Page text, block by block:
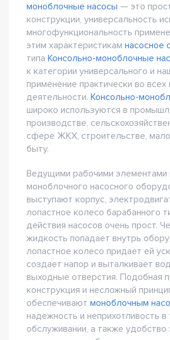
моноблочные насосы — это
конструкции, универсальность
многофункциональность
этим характеристикам насосное
типа Консольно-моноблочные
к категории универсального и
применение практически во всех
деятельности. Консольно-
широко используются в
производстве,
сфере ЖКХ, строительстве,
быту.
Ведущими рабочими элементами
моноблочного насосного
выступают корпус,
лопастное колесо барабанного
действия насосов очень прост.
жидкость попадает внутрь
лопастное колесо придает ей
создает напор и выталкивает
выходные отверстия. Подобная
конструкция и несложный
обеспечивают моноблочным
надежность и неприхотливость в
обслуживании, а также удобство